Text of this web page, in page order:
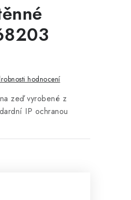
hodnocení
zeď vyrobené z
IP ochranou